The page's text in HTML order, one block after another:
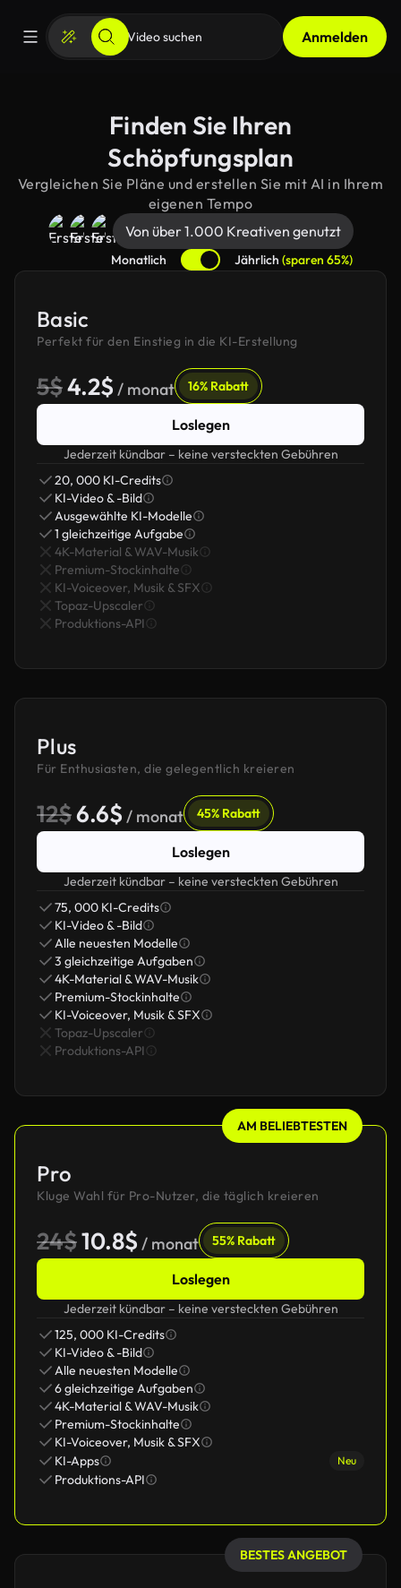
Anmelden
Finden Sie Ihren
Schöpfungsplan
Vergleichen Sie Pläne und erstellen Sie mit AI in Ihrem
eigenen Tempo
Von über 1.000 Kreativen genutzt
Monatlich Jährlich (sparen 65%)
Basic
Perfekt für den Einstieg in die KI-Erstellung
5$4.2$ / monat 16% Rabatt
Loslegen
Jederzeit kündbar – keine versteckten Gebühren
20, 000 KI-Credits
KI-Video & -Bild
Ausgewählte KI-Modelle
1 gleichzeitige Aufgabe
4K-Material & WAV-Musik
Premium-Stockinhalte
KI-Voiceover, Musik & SFX
Topaz-Upscaler
Produktions-API
Plus
Für Enthusiasten, die gelegentlich kreieren
12$6.6$ / monat 45% Rabatt
Loslegen
Jederzeit kündbar – keine versteckten Gebühren
75, 000 KI-Credits
KI-Video & -Bild
Alle neuesten Modelle
3 gleichzeitige Aufgaben
4K-Material & WAV-Musik
Premium-Stockinhalte
KI-Voiceover, Musik & SFX
Topaz-Upscaler
Produktions-API
AM BELIEBTESTEN
Pro
Kluge Wahl für Pro-Nutzer, die täglich kreieren
24$10.8$ / monat 55% Rabatt
Loslegen
Jederzeit kündbar – keine versteckten Gebühren
125, 000 KI-Credits
KI-Video & -Bild
Alle neuesten Modelle
6 gleichzeitige Aufgaben
4K-Material & WAV-Musik
Premium-Stockinhalte
KI-Voiceover, Musik & SFX
KI-Apps
Neu
Produktions-API
BESTES ANGEBOT